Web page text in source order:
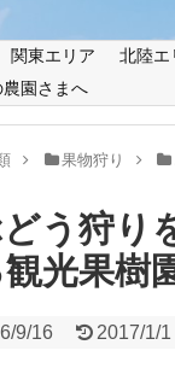
関東エリア 北陸エ
園さまへ
果物狩り
う狩り
光果樹
9/16 2017/1/1